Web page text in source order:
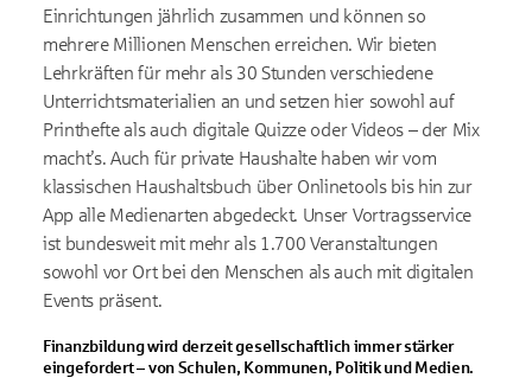
Einrichtungen jährlich zusammen und können so
mehrere Millionen Menschen erreichen. Wir bieten
Lehrkräften für mehr als 30 Stunden verschiedene
Unterrichtsmaterialien an und setzen hier sowohl auf
Printhefte als auch digitale Quizze oder Videos – der Mix
macht’s. Auch für private Haushalte haben wir vom
klassischen Haushaltsbuch über Onlinetools bis hin zur
App alle Medienarten abgedeckt. Unser Vortragsservice
ist bundesweit mit mehr als 1.700 Veranstaltungen
sowohl vor Ort bei den Menschen als auch mit digitalen
Events präsent.
Finanzbildung wird derzeit gesellschaftlich immer stärker
eingefordert – von Schulen, Kommunen, Politik und Medien.